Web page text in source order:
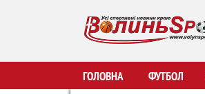
В
ГОЛОВНА ФУТБОЛ